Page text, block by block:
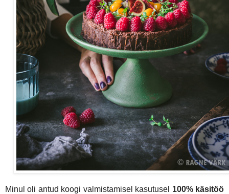
Minul oli antud koogi valmistamisel kasutusel 100% käsitöö